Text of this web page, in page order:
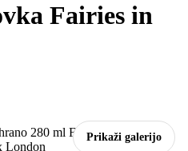
Prikaži galerijo
Fairies in